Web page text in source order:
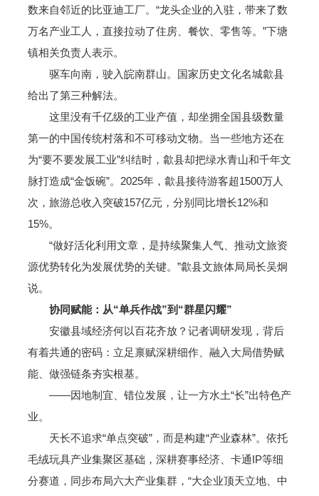
数来自邻近的比亚迪工厂。“龙头企业的入驻，带来了数
万名产业工人，直接拉动了住房、餐饮、零售等。”下塘
镇相关负责人表示。
驱车向南，驶入皖南群山。国家历史文化名城歙县
给出了第三种解法。
这里没有千亿级的工业产值，却坐拥全国县级数量
第一的中国传统村落和不可移动文物。当一些地方还在
为“要不要发展工业”纠结时，歙县却把绿水青山和千年文
脉打造成“金饭碗”。2025年，歙县接待游客超1500万人
次，旅游总收入突破157亿元，分别同比增长12%和
15%。
“做好活化利用文章，是持续聚集人气、推动文旅资
源优势转化为发展优势的关键。”歙县文旅体局局长吴炯
说。
协同赋能：从“单兵作战”到“群星闪耀”
安徽县域经济何以百花齐放？记者调研发现，背后
有着共通的密码：立足禀赋深耕细作、融入大局借势赋
能、做强链条夯实根基。
——因地制宜、错位发展，让一方水土“长”出特色产
业。
天长不追求“单点突破”，而是构建“产业森林”。依托
毛绒玩具产业集聚区基础，深耕赛事经济、卡通IP等细
分赛道，同步布局六大产业集群，“大企业顶天立地、中